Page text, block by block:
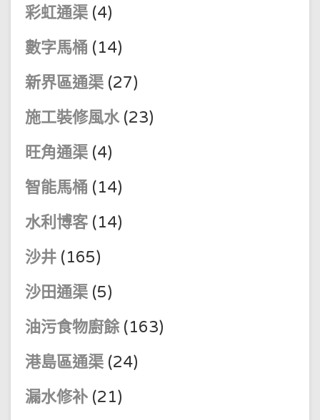
彩虹通渠 (4)
數字馬桶 (14)
新界區通渠 (27)
施工裝修風水(23)
旺角通渠 (4)
智能馬桶 (14)
水利博客(14)
沙井 (165)
沙田通渠 (5)
油污食物廚餘(163)
港島區通渠 (24)
漏水修补 (21)